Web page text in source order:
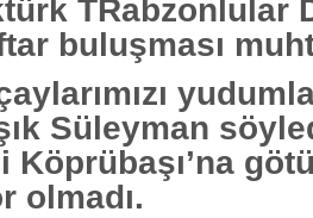
TRabzonlular
buluşması
Süleyman
olmadı.